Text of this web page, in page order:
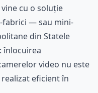
cu o soluție
fabrici — sau mini-
din Statele
înlocuirea
video nu este
eficient în